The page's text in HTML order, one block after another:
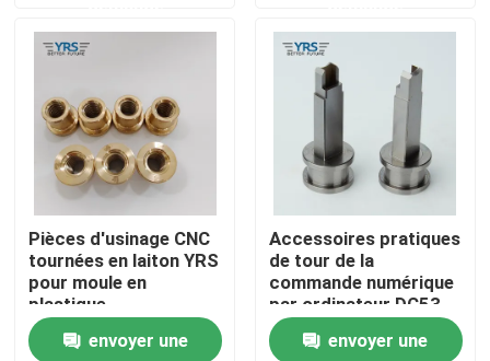
Contrôle de qualité
Contactez-nous
Nouvelles
Cas
Pièces usinées par précision
Pièces d'usinage CNC
tournées en laiton YRS
pour moule en
plastique
envoyer une
Accessoires pratiques
de tour de la
commande numérique
par ordinateur DC53,
pièce de usinage de la
haute précision SKD11
envoyer une